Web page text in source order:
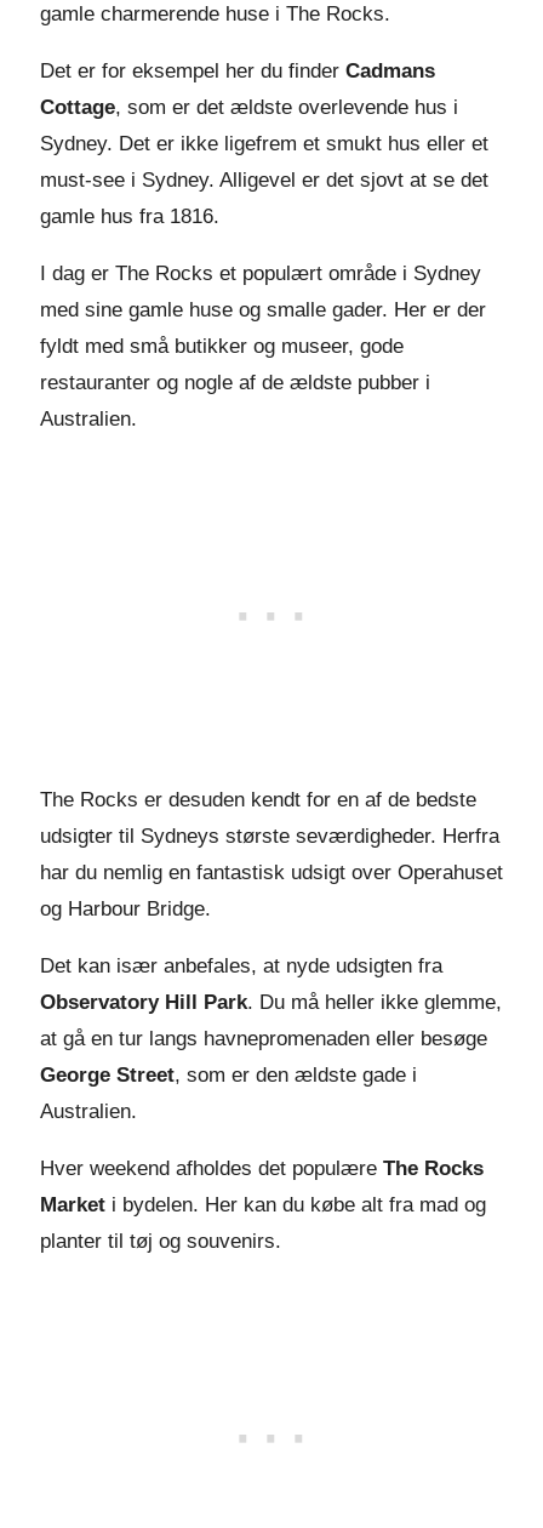
gamle charmerende huse i The Rocks.
Det er for eksempel her du finder Cadmans
Cottage, som er det ældste overlevende hus i
Sydney. Det er ikke ligefrem et smukt hus eller et
must-see i Sydney. Alligevel er det sjovt at se det
gamle hus fra 1816.
I dag er The Rocks et populært område i Sydney
med sine gamle huse og smalle gader. Her er der
fyldt med små butikker og museer, gode
restauranter og nogle af de ældste pubber i
Australien.
The Rocks er desuden kendt for en af de bedste
udsigter til Sydneys største seværdigheder. Herfra
har du nemlig en fantastisk udsigt over Operahuset
og Harbour Bridge.
Det kan især anbefales, at nyde udsigten fra
Observatory Hill Park. Du må heller ikke glemme,
at gå en tur langs havnepromenaden eller besøge
George Street, som er den ældste gade i
Australien.
Hver weekend afholdes det populære The Rocks
Market i bydelen. Her kan du købe alt fra mad og
planter til tøj og souvenirs.